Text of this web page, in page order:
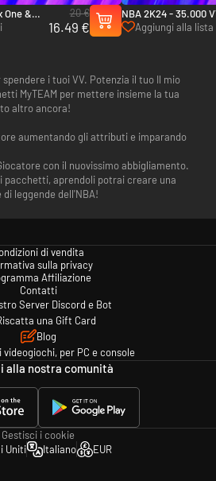
One &
20 €
16.49 €
NBA 2K24 - 35.000
Xbox Series X|S
Aggiungi alla lista
i tuoi VV. Potenzia il tuo Il mio
MyTEAM per mettere insieme la tua
altro ancora!
aumentando gli attributi e imparando
con il nuovissimo abbigliamento.
pacchetti, aprendoli potrai creare una
leggende dell'NBA!
di vendita
sulla privacy
Affiliazione
Contatti
Server Discord e Bot
una Gift Card
Blog
videogiochi, per PC e console
alla nostra comunità
Gestisci i cookie
Uniti
Italiano EUR